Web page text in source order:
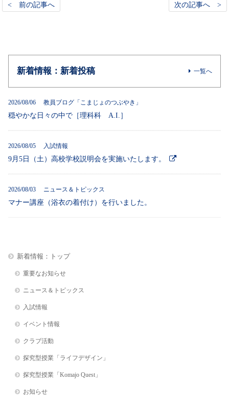
< 前の記事へ 次の記事へ >
新着情報：新着投稿 一覧へ
2026/08/06 教員ブログ「こまじょのつぶやき」
穏やかな日々の中で［理科科 A.I.］
2026/08/05 入試情報
9月5日（土）高校学校説明会を実施いたします。
2026/08/03 ニュース＆トピックス
マナー講座（浴衣の着付け）を行いました。
新着情報：トップ
重要なお知らせ
ニュース＆トピックス
入試情報
イベント情報
クラブ活動
探究型授業「ライフデザイン」
探究型授業「Komajo Quest」
お知らせ